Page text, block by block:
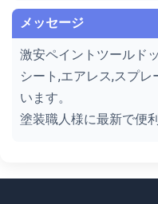
メッセージ
激安ペイントツールド
シート,エアレス,スプ
います。
塗装職人様に最新で便